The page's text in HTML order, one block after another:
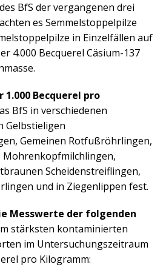
BfS der vergangenen drei
es Semmelstoppelpilze
in Einzelfällen auf
4.000 Becquerel Cäsium-137
Becquerel pro
BfS in verschiedenen
Gelbstieligen
Gemeinen Rotfußröhrlingen,
Scheidenstreiflingen,
und in Ziegenlippen fest.
Messwerte der folgenden
stärksten kontaminierten
im Untersuchungszeitraum
pro Kilogramm: